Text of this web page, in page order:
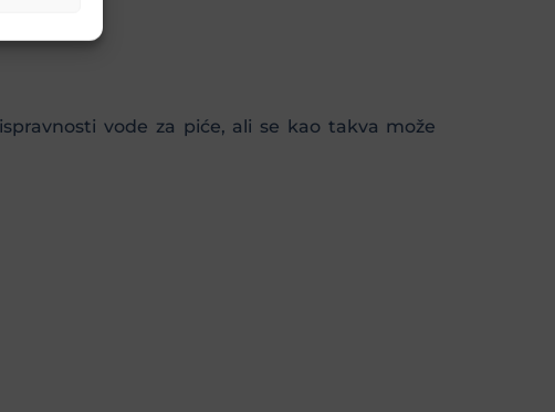
vode za piće, ali se kao takva može